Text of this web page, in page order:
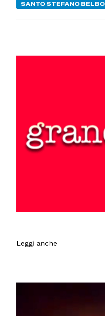
SANTO STEFANO BELBO
Leggi anche